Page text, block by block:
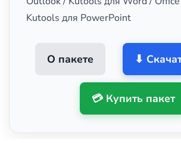
Kutools для PowerPoint
О пакете ⬇
💳 Купить пакет